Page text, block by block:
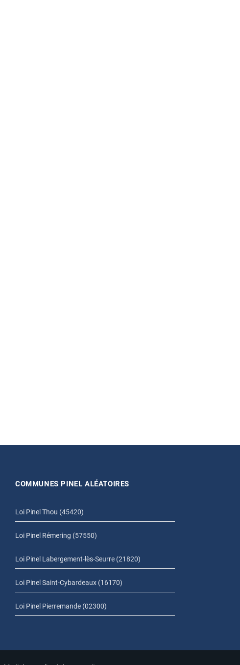
COMMUNES PINEL ALÉATOIRES
Loi Pinel Thou (45420)
Loi Pinel Rémering (57550)
Loi Pinel Labergement-lès-Seurre (21820)
Loi Pinel Saint-Cybardeaux (16170)
Loi Pinel Pierremande (02300)